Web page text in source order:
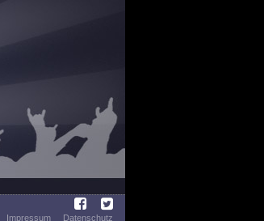
Impressum
Datenschutz